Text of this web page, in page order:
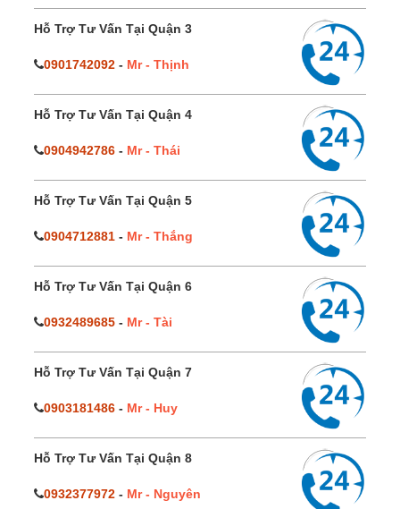
Hỗ Trợ Tư Vấn Tại Quận 3
0901742092 - Mr - Thịnh
Hỗ Trợ Tư Vấn Tại Quận 4
0904942786 - Mr - Thái
Hỗ Trợ Tư Vấn Tại Quận 5
0904712881 - Mr - Thắng
Hỗ Trợ Tư Vấn Tại Quận 6
0932489685 - Mr - Tài
Hỗ Trợ Tư Vấn Tại Quận 7
0903181486 - Mr - Huy
Hỗ Trợ Tư Vấn Tại Quận 8
0932377972 - Mr - Nguyên